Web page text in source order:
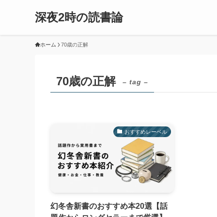
深夜2時の読書論
ホーム 70歳の正解
70歳の正解 – tag –
おすすめレーベル
幻冬舎新書のおすすめ本20選【話